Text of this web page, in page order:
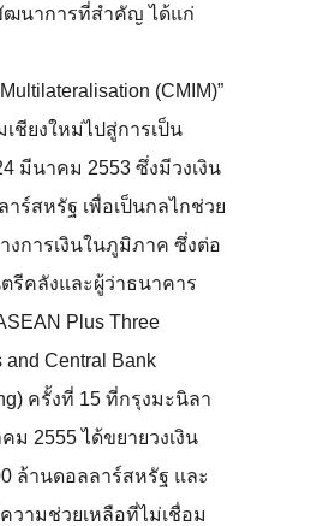
ฒนาการที่สำคัญ ได้แก่
(CMIM)”
ชียงใหม่ไปสู่การเป็น
มีนาคม 2553 ซึ่งมีวงเงิน
าร์สหรัฐ เพื่อเป็นกลไกช่วย
งการเงินในภูมิภาค ซึ่งต่อ
รีคลังและผู้ว่าธนาคาร
Plus Three
and Central Bank
ครั้งที่ 15 ที่กรุงมะนิลา
ม 2555 ได้ขยายวงเงิน
ล้านดอลลาร์สหรัฐ และ
วามช่วยเหลือที่ไม่เชื่อม